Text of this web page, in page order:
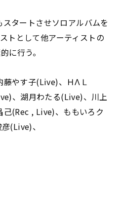
タートさせソロアルバムを
トとして他アーティストの
に行う。
やす子(Live)、ＨΛＬ
、湖月わたる(Live)、川上
(Rec , Live)、ももいろク
(Live)、